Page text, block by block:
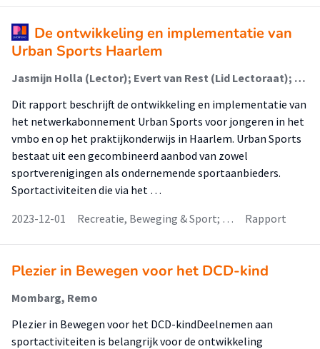
De ontwikkeling en implementatie van
Urban Sports Haarlem
Jasmijn Holla (Lector); Evert van Rest (Lid Lectoraat); Peter van der Aart (Onderzoeker); Lisa den Ouden (Onderzoeker); Willemijn Langkamp (Lid Lectoraat)
Dit rapport beschrijft de ontwikkeling en implementatie van
het netwerkabonnement Urban Sports voor jongeren in het
vmbo en op het praktijkonderwijs in Haarlem. Urban Sports
bestaat uit een gecombineerd aanbod van zowel
sportverenigingen als ondernemende sportaanbieders.
Sportactiviteiten die via het …
2023-12-01
Recreatie, Beweging & Sport; … Rapport
Plezier in Bewegen voor het DCD-kind
Mombarg, Remo
Plezier in Bewegen voor het DCD-kindDeelnemen aan
sportactiviteiten is belangrijk voor de ontwikkeling